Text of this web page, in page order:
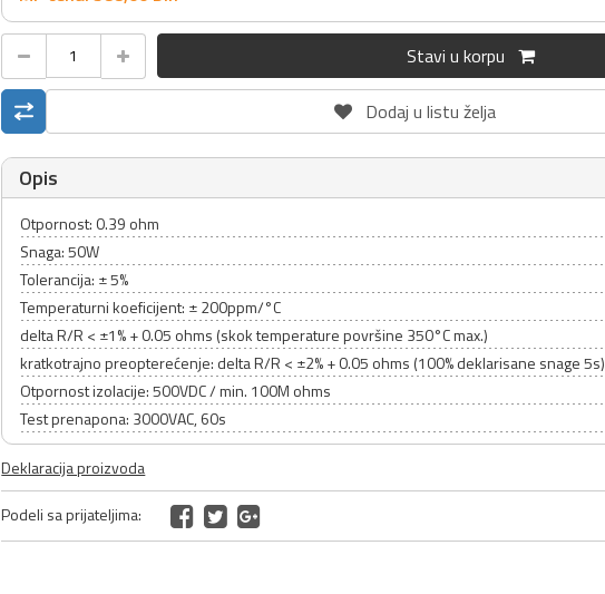
Stavi u korpu
Dodaj u listu želja
Opis
Otpornost: 0.39 ohm
Snaga: 50W
Tolerancija: ± 5%
Temperaturni koeficijent: ± 200ppm/°C
delta R/R < ±1% + 0.05 ohms (skok temperature površine 350°C max.)
kratkotrajno preopterećenje: delta R/R < ±2% + 0.05 ohms (100% deklarisane snage 5s)
Otpornost izolacije: 500VDC / min. 100M ohms
Test prenapona: 3000VAC, 60s
Deklaracija proizvoda
Podeli sa prijateljima: